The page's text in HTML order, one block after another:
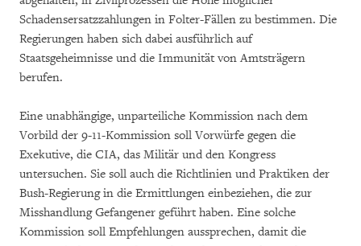
Schadensersatzzahlungen in Folter-Fällen zu bestimmen. Die
Regierungen haben sich dabei ausführlich auf
Staatsgeheimnisse und die Immunität von Amtsträgern
berufen.
Eine unabhängige, unparteiliche Kommission nach dem
Vorbild der 9-11-Kommission soll Vorwürfe gegen die
Exekutive, die CIA, das Militär und den Kongress
untersuchen. Sie soll auch die Richtlinien und Praktiken der
Bush-Regierung in die Ermittlungen einbeziehen, die zur
Misshandlung Gefangener geführt haben. Eine solche
Kommission soll Empfehlungen aussprechen, damit die